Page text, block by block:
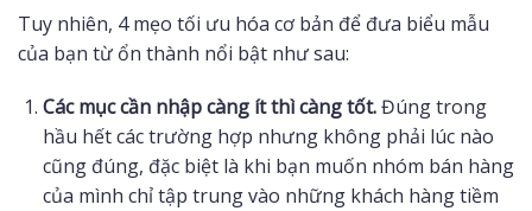
Tuy nhiên, 4 mẹo tối ưu hóa cơ bản để đưa biểu mẫu
của bạn từ ổn thành nổi bật như sau:
Các mục cần nhập càng ít thì càng tốt.Đúng trong
hầu hết các trường hợp nhưng không phải lúc nào
cũng đúng, đặc biệt là khi bạn muốn nhóm bán hàng
của mình chỉ tập trung vào những khách hàng tiềm